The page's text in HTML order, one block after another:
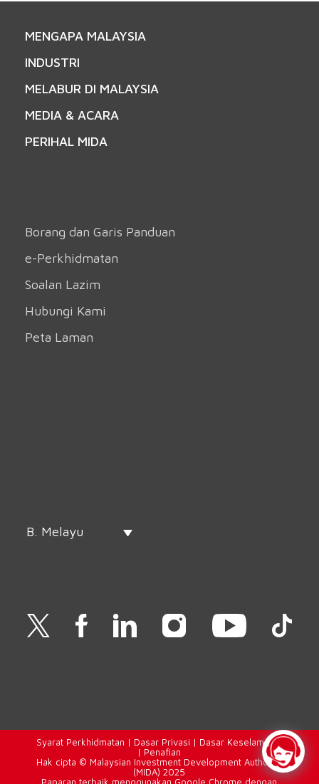
MENGAPA MALAYSIA
INDUSTRI
MELABUR DI MALAYSIA
MEDIA & ACARA
PERIHAL MIDA
Borang dan Garis Panduan
e-Perkhidmatan
Soalan Lazim
Hubungi Kami
Peta Laman
B. Melayu
Syarat Perkhidmatan | Dasar Privasi | Dasar Keselamatan
| Penafian
Hak cipta © Malaysian Investment Development Authority
(MIDA) 2025